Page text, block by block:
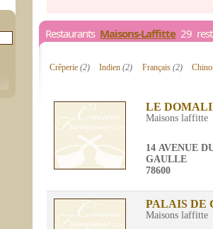
Restaurants Maisons-Laffitte29
Crêperie (2) Indien(2) Français (2)
LE
Maisons laffitte
14 AVENUE
GAULLE
78600
PALAIS DE
Maisons laffitte